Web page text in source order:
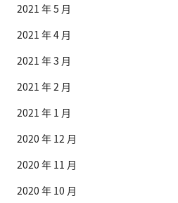
2021 年 5 月
2021 年 4 月
2021 年 3 月
2021 年 2 月
2021 年 1 月
2020 年 12 月
2020 年 11 月
2020 年 10 月